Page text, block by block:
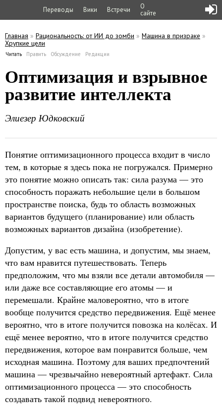
Переводы Вики Встречи
О
сайте
Вы здесь
Главная » Рациональность: от ИИ до зомби » Машина в призраке »
Хрупкие цели
Читать (активная вкладка)
Править Обсуждение Редакции
Оптимизация и взрывное
развитие интеллекта
Элиезер Юдковский
Понятие оптимизационного процесса входит в число
тем, в которые я здесь пока не погружался. Примерно
это понятие можно описать так: сила разума — это
способность поражать небольшие цели в большом
пространстве поиска, будь то область возможных
вариантов будущего (планирование) или область
возможных вариантов дизайна (изобретение).
Допустим, у вас есть машина, и допустим, мы знаем,
что вам нравится путешествовать. Теперь
предположим, что мы взяли все детали автомобиля —
или даже все составляющие его атомы — и
перемешали. Крайне маловероятно, что в итоге
вообще получится средство передвижения. Ещё менее
вероятно, что в итоге получится повозка на колёсах. И
ещё менее вероятно, что в итоге получится средство
передвижения, которое вам понравится больше, чем
исходная машина. Поэтому для ваших предпочтений
машина — чрезвычайно невероятный артефакт. Сила
оптимизационного процесса — это способность
создавать такой подвид невероятного.